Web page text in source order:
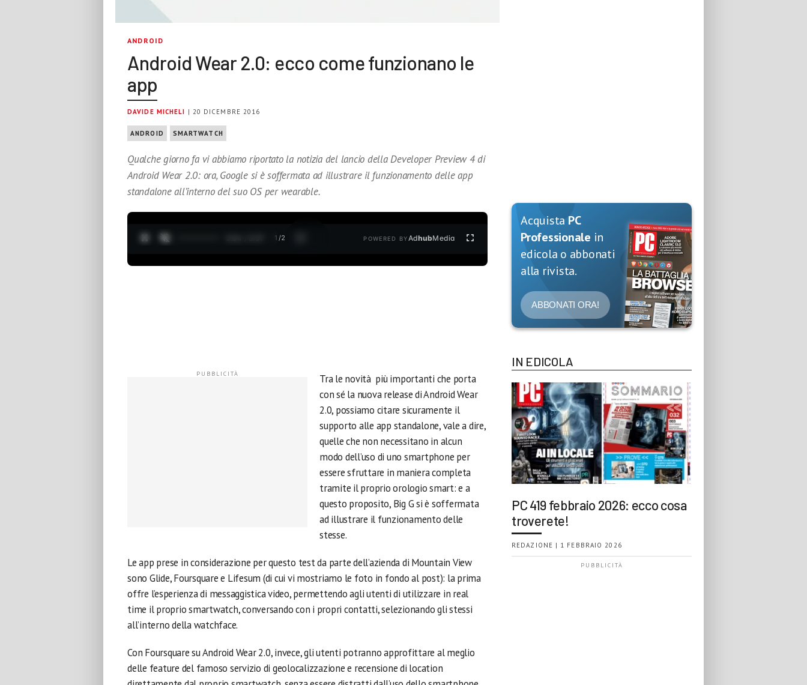
ANDROID
Android Wear 2.0: ecco come funzionano le
app
DAVIDE MICHELI | 20 DICEMBRE 2016
ANDROID SMARTWATCH
Qualche giorno fa vi abbiamo riportato la notizia del lancio della Developer Preview 4 di
Android Wear 2.0: ora, Google si è soffermata ad illustrare il funzionamento delle app
standalone all’interno del suo OS per wearable.
1 /2 POWERED BYAdhubMedia
Tra le novità più importanti che porta
con sé la nuova release di Android Wear
2.0, possiamo citare sicuramente il
supporto alle app standalone, vale a dire,
quelle che non necessitano in alcun
modo dell’uso di uno smartphone per
essere sfruttare in maniera completa
tramite il proprio orologio smart: e a
questo proposito, Big G si è soffermata
ad illustrare il funzionamento delle
stesse.
Le app prese in considerazione per questo test da parte dell’azienda di Mountain View
sono Glide, Foursquare e Lifesum (di cui vi mostriamo le foto in fondo al post): la prima
offre l’esperienza di messaggistica video, permettendo agli utenti di utilizzare in real
time il proprio smartwatch, conversando con i propri contatti, selezionando gli stessi
all’interno della watchface.
Con Foursquare su Android Wear 2.0, invece, gli utenti potranno approfittare al meglio
delle feature del famoso servizio di geolocalizzazione e recensione di location
Acquista PC
Professionale in
edicola o abbonati
alla rivista.
ABBONATI ORA!
IN EDICOLA
PC 419 febbraio 2026: ecco cosa
troverete!
REDAZIONE | 1 FEBBRAIO 2026